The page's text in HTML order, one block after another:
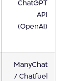
ChatGPT
API
(OpenAI)
ManyChat
/ Chatfuel